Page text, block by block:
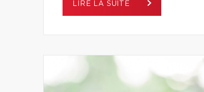
LIRE LA SUITE